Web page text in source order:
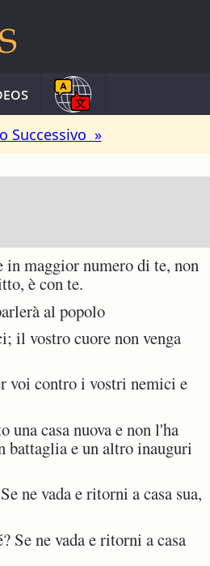
Successivo »
maggior numero di te, non
è con te.
al popolo
il vostro cuore non venga
voi contro i vostri nemici e
casa nuova e non l'ha
battaglia e un altro inauguri
ne vada e ritorni a casa sua,
Se ne vada e ritorni a casa